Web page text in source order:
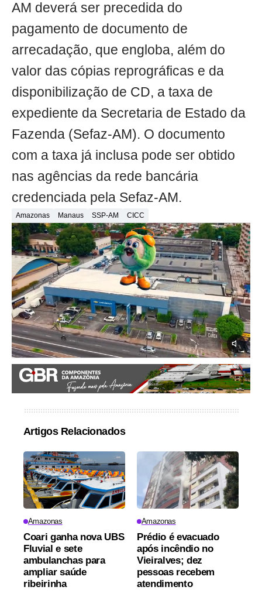
AM deverá ser precedida do
pagamento de documento de
arrecadação, que engloba, além do
valor das cópias reprográficas e da
disponibilização de CD, a taxa de
expediente da Secretaria de Estado da
Fazenda (Sefaz-AM). O documento
com a taxa já inclusa pode ser obtido
nas agências da rede bancária
credenciada pela Sefaz-AM.
Amazonas Manaus SSP-AM CICC
Artigos Relacionados
Amazonas
Coari ganha nova UBS
Fluvial e sete
ambulanchas para
ampliar saúde
ribeirinha
Amazonas
Prédio é evacuado
após incêndio no
Vieiralves; dez
pessoas recebem
atendimento